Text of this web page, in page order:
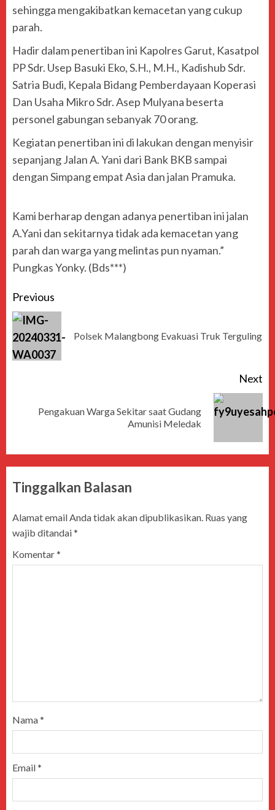
sehingga mengakibatkan kemacetan yang cukup
parah.
Hadir dalam penertiban ini Kapolres Garut, Kasatpol
PP Sdr. Usep Basuki Eko, S.H., M.H., Kadishub Sdr.
Satria Budi, Kepala Bidang Pemberdayaan Koperasi
Dan Usaha Mikro Sdr. Asep Mulyana beserta
personel gabungan sebanyak 70 orang.
Kegiatan penertiban ini di lakukan dengan menyisir
sepanjang Jalan A. Yani dari Bank BKB sampai
dengan Simpang empat Asia dan jalan Pramuka.
Kami berharap dengan adanya penertiban ini jalan
A.Yani dan sekitarnya tidak ada kemacetan yang
parah dan warga yang melintas pun nyaman.”
Pungkas Yonky. (Bds***)
Previous
Polsek Malangbong Evakuasi Truk Terguling
Next
Pengakuan Warga Sekitar saat Gudang
Amunisi Meledak
Tinggalkan Balasan
Alamat email Anda tidak akan dipublikasikan. Ruas yang
wajib ditandai*
Komentar*
Nama*
Email*